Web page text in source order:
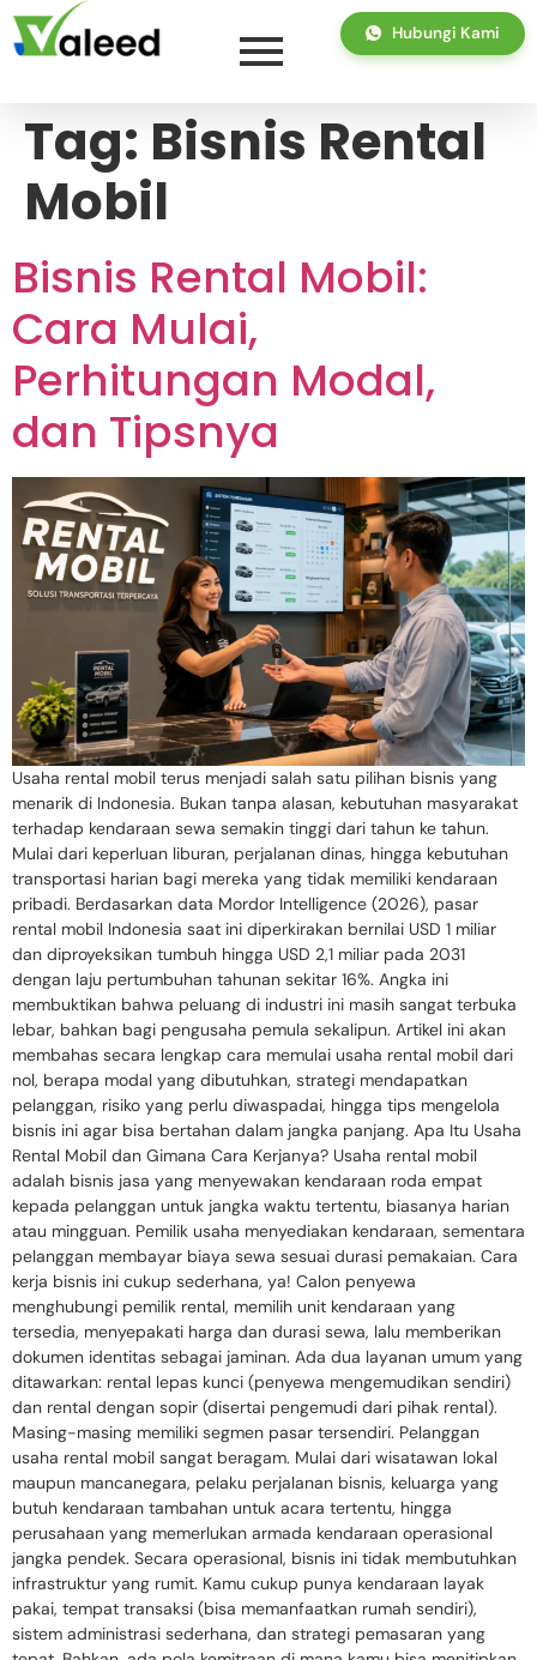
Hubungi Kami
Tag: Bisnis Rental
Mobil
Bisnis Rental Mobil:
Cara Mulai,
Perhitungan Modal,
dan Tipsnya
Usaha rental mobil terus menjadi salah satu pilihan bisnis yang
menarik di Indonesia. Bukan tanpa alasan, kebutuhan masyarakat
terhadap kendaraan sewa semakin tinggi dari tahun ke tahun.
Mulai dari keperluan liburan, perjalanan dinas, hingga kebutuhan
transportasi harian bagi mereka yang tidak memiliki kendaraan
pribadi. Berdasarkan data Mordor Intelligence (2026), pasar
rental mobil Indonesia saat ini diperkirakan bernilai USD 1 miliar
dan diproyeksikan tumbuh hingga USD 2,1 miliar pada 2031
dengan laju pertumbuhan tahunan sekitar 16%. Angka ini
membuktikan bahwa peluang di industri ini masih sangat terbuka
lebar, bahkan bagi pengusaha pemula sekalipun. Artikel ini akan
membahas secara lengkap cara memulai usaha rental mobil dari
nol, berapa modal yang dibutuhkan, strategi mendapatkan
pelanggan, risiko yang perlu diwaspadai, hingga tips mengelola
bisnis ini agar bisa bertahan dalam jangka panjang. Apa Itu Usaha
Rental Mobil dan Gimana Cara Kerjanya? Usaha rental mobil
adalah bisnis jasa yang menyewakan kendaraan roda empat
kepada pelanggan untuk jangka waktu tertentu, biasanya harian
atau mingguan. Pemilik usaha menyediakan kendaraan, sementara
pelanggan membayar biaya sewa sesuai durasi pemakaian. Cara
kerja bisnis ini cukup sederhana, ya! Calon penyewa
menghubungi pemilik rental, memilih unit kendaraan yang
tersedia, menyepakati harga dan durasi sewa, lalu memberikan
dokumen identitas sebagai jaminan. Ada dua layanan umum yang
ditawarkan: rental lepas kunci (penyewa mengemudikan sendiri)
dan rental dengan sopir (disertai pengemudi dari pihak rental).
Masing-masing memiliki segmen pasar tersendiri. Pelanggan
usaha rental mobil sangat beragam. Mulai dari wisatawan lokal
maupun mancanegara, pelaku perjalanan bisnis, keluarga yang
butuh kendaraan tambahan untuk acara tertentu, hingga
perusahaan yang memerlukan armada kendaraan operasional
jangka pendek. Secara operasional, bisnis ini tidak membutuhkan
infrastruktur yang rumit. Kamu cukup punya kendaraan layak
pakai, tempat transaksi (bisa memanfaatkan rumah sendiri),
sistem administrasi sederhana, dan strategi pemasaran yang